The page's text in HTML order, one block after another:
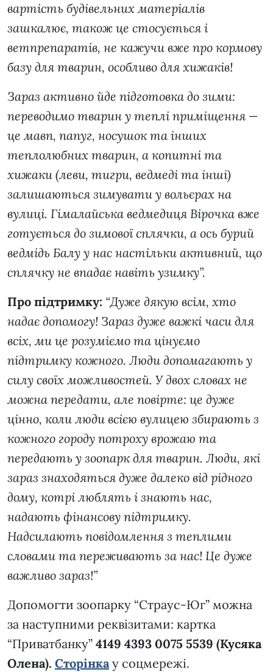
вартість будівельних матеріалів
зашкалює, також це стосується і
ветпрепаратів, не кажучи вже про кормову
базу для тварин, особливо для хижаків!
Зараз активно йде підготовка до зими:
переводимо тварин у теплі приміщення —
це мавп, папуг, носушок та інших
теплолюбних тварин, а копитні та
хижаки (леви, тигри, ведмеді та інші)
залишаються зимувати у вольєрах на
вулиці. Гімалайська ведмедиця Вірочка вже
готується до зимової сплячки, а ось бурий
ведмідь Балу у нас настільки активний, що
сплячку не впадає навіть узимку”.
Про підтримку: “Дуже дякую всім, хто
надає допомогу! Зараз дуже важкі часи для
всіх, ми це розуміємо та цінуємо
підтримку кожного. Люди допомагають у
силу своїх можливостей. У двох словах не
можна передати, але повірте: це дуже
цінно, коли люди всією вулицею збирають з
кожного городу потроху врожаю та
передають у зоопарк для тварин. Люди, які
зараз знаходяться дуже далеко від рідного
дому, котрі люблять і знають нас,
надають фінансову підтримку.
Надсилають повідомлення з теплими
словами та переживають за нас! Це дуже
важливо зараз!”
Допомогти зоопарку “Страус-Юг” можна
за наступними реквізитами: картка
“Приватбанку” 4149 4393 0075 5539 (Кусяка
Олена). Сторінка у соцмережі.